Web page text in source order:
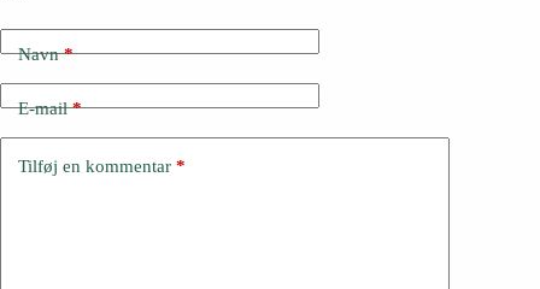
Navn*
E-mail*
Tilføj en kommentar *